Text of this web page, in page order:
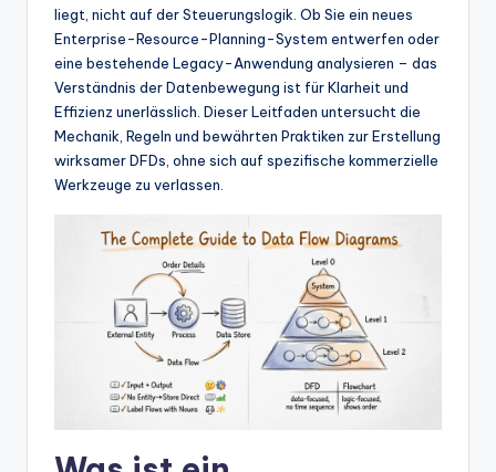
In
si
liegt, nicht auf der Steuerungslogik. Ob Sie ein neues
Enterprise-Resource-Planning-System entwerfen oder
eine bestehende Legacy-Anwendung analysieren – das
Verständnis der Datenbewegung ist für Klarheit und
Effizienz unerlässlich. Dieser Leitfaden untersucht die
Mechanik, Regeln und bewährten Praktiken zur Erstellung
wirksamer DFDs, ohne sich auf spezifische kommerzielle
Werkzeuge zu verlassen.